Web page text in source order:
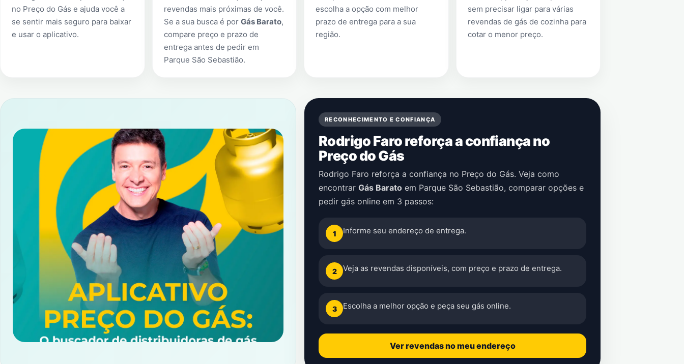
no Preço do Gás e ajuda você a
se sentir mais seguro para baixar
e usar o aplicativo.
revendas mais próximas de você.
Se a sua busca é por Gás Barato,
compare preço e prazo de
entrega antes de pedir em
Parque São Sebastião.
escolha a opção com melhor
prazo de entrega para a sua
região.
sem precisar ligar para várias
revendas de gás de cozinha para
cotar o menor preço.
RECONHECIMENTO E CONFIANÇA
Rodrigo Faro reforça a confiança no
Preço do Gás
Rodrigo Faro reforça a confiança no Preço do Gás. Veja como
encontrar Gás Barato em Parque São Sebastião, comparar opções e
pedir gás online em 3 passos:
1 Informe seu endereço de entrega.
2 Veja as revendas disponíveis, com preço e prazo de entrega.
3 Escolha a melhor opção e peça seu gás online.
Ver revendas no meu endereço